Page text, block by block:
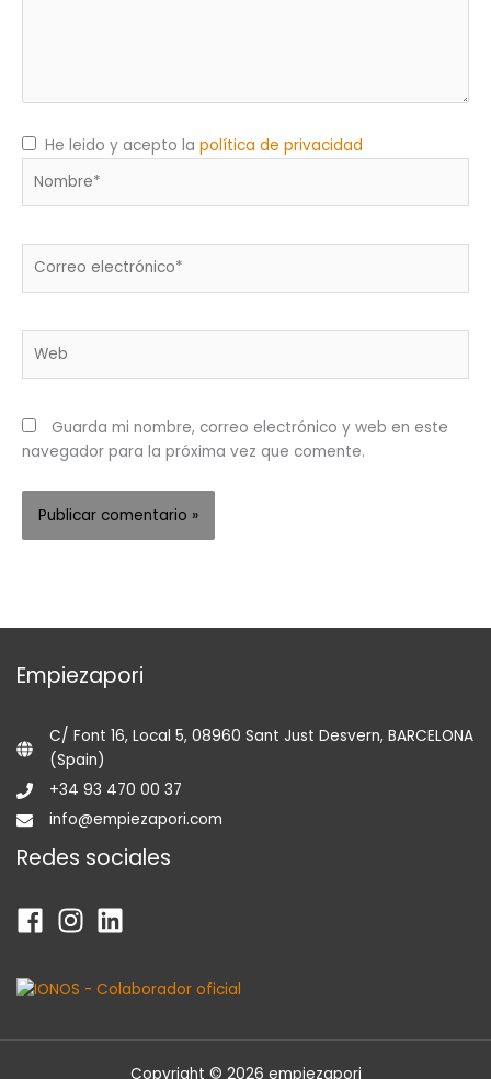
He leido y acepto la política de privacidad
electrónico*
Guarda mi nombre, correo electrónico y web en este
navegador para la próxima vez que comente.
Empiezapori
C/ Font 16, Local 5, 08960 Sant Just Desvern, BARCELONA
(Spain)
+34 93 470 00 37
info@empiezapori.com
Redes sociales
Copyright © 2026 empiezapori